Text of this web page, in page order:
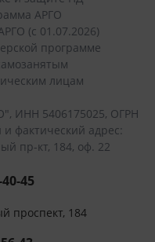
АРГО
(с 01.07.2026)
программе
лицам
ИНН 5406175025, ОГРН
фактический адрес:
пр-кт, 184, оф. 22
45
проспект, 184